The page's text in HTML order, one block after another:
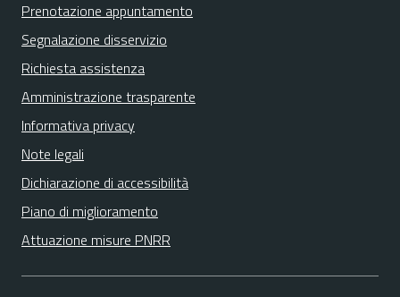
Prenotazione appuntamento
Segnalazione disservizio
Richiesta assistenza
Amministrazione trasparente
Informativa privacy
Note legali
Dichiarazione di accessibilità
Piano di miglioramento
Attuazione misure PNRR